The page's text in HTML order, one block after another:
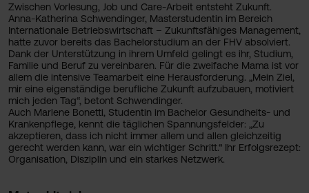
✓
Technik, Wirtschaft, Gestaltung, Soziales & Gesundheit:
Mehr als 20 Studienprogramme in unterschiedlichen
Zeitmodellen an der FHV
Zwischen Vorlesung, Job und Care-Arbeit entsteht Zukunft.
Anna-Katherina Schwendinger, Masterstudentin im Bereich
Internationale Betriebswirtschaft – Zukunftsfähiges Management,
hatte zuvor bereits das Bachelorstudium an der FHV absolviert.
Dank der Unterstützung in ihrem Umfeld gelingt es ihr, Studium,
Familie und Beruf zu vereinbaren. Für die zweifache Mama ist vor
allem die intensive Teamarbeit eine Herausforderung. „Mein Ziel,
mir eine eigenständige berufliche Zukunft aufzubauen, motiviert
mich jeden Tag“, betont Schwendinger.
Auch Marlene Bonetti, Studentin im Bachelor Gesundheits- und
Krankenpflege, kennt die täglichen Spannungsfelder: „Zu
akzeptieren, dass ich nicht immer allem und allen gleichzeitig
gerecht werden kann, war ein wichtiger Schritt.“ Ihr Erfolgsrezept:
Organisation, Disziplin und ein starkes Netzwerk.